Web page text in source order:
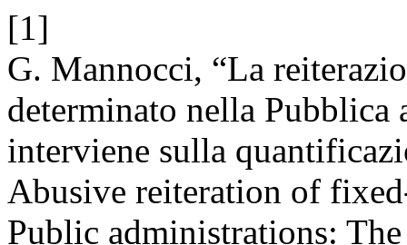
[1]
G. Mannocci, “La
determinato nella Pubblica
interviene sulla
Abusive reiteration of
Public administrations: